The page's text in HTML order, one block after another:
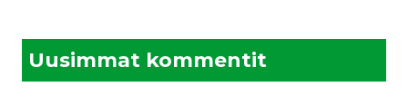
Uusimmat kommentit